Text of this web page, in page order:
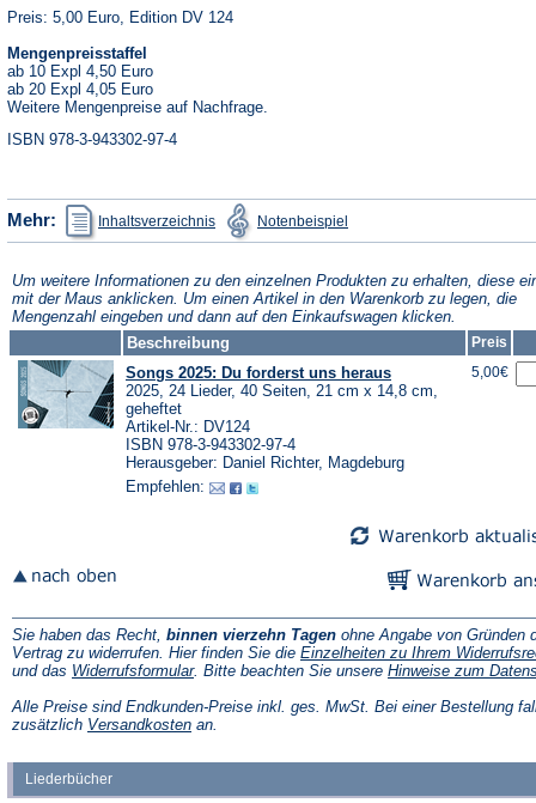
Liederbücher
Preis: 5,00 Euro, Edition DV 124
Mengenpreisstaffel
ab 10 Expl 4,50 Euro
ab 20 Expl 4,05 Euro
Weitere Mengenpreise auf Nachfrage.
ISBN 978-3-943302-97-4
Mehr: Inhaltsverzeichnis
(Öffnet
in
einem
Tab)
Notenbeispiel in
einem
Tab)
Um weitere Informationen zu den einzelnen Produkten zu erhalten, diese
mit der Maus anklicken. Um einen Artikel in den Warenkorb zu legen, die
Mengenzahl eingeben und dann auf den Einkaufswagen klicken.
Beschreibung
Preis
Songs 2025: Du forderst uns heraus
2025, 24 Lieder, 40 Seiten, 21 cm x 14,8 cm,
geheftet
Artikel-Nr.: DV124
ISBN 978-3-943302-97-4
Herausgeber: Daniel Richter, Magdeburg
Empfehlen:
5,00€
Sie haben das Recht, binnen vierzehn Tagen ohne Angabe von Gründen
Vertrag zu widerrufen. Hier finden Sie die Einzelheiten zu Ihrem
und das Widerrufsformular(Öffnet
einem
neuen
. Bitte beachten Sie unsere Hinweise zum
Alle Preise sind Endkunden-Preise inkl. ges. MwSt. Bei einer Bestellung
zusätzlich Versandkosten(Öffnet
an.